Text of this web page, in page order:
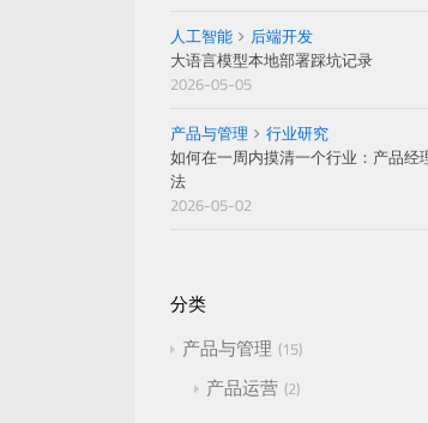
人工智能
后端开发
大语言模型本地部署踩坑记录
2026-05-05
产品与管理
行业研究
如何在一周内摸清一个行业：产品经
法
2026-05-02
分类
产品与管理 15
产品运营 2